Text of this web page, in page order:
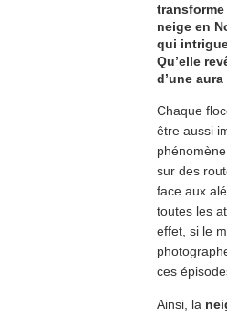
neige en
qui
Qu’elle
d’une
Chaque
être aussi
sur des
face aux
toutes les
effet, si le
ces
Ainsi, la